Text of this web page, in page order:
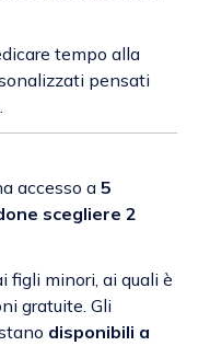
tempo alla
pensati
accesso a 5
scegliere 2
figli minori, ai quali è
gratuite. Gli
disponibili a